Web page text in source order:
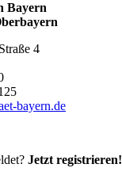
Bayern
4
bayern.de
Jetzt registrieren!